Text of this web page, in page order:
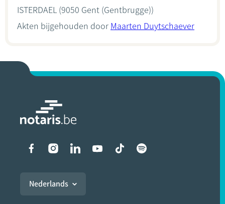
ISTERDAEL (9050 Gent (Gentbrugge))
Akten bijgehouden door Maarten Duytschaever
Liens vers les réseaux
Nederlands